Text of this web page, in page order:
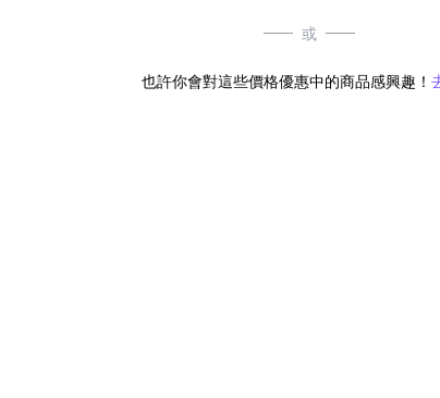
或
也許你會對這些價格優惠中的商品感興趣！